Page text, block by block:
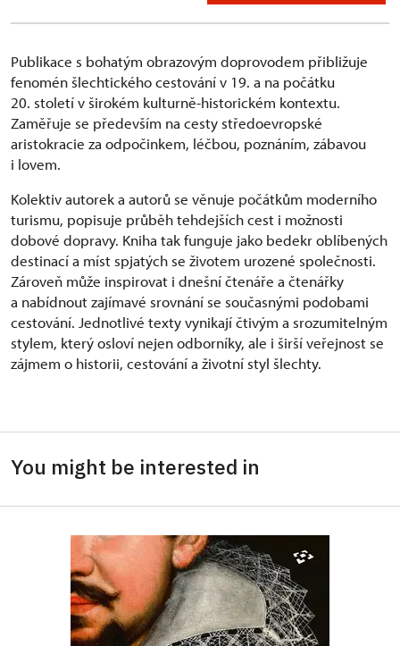
Publikace s bohatým obrazovým doprovodem přibližuje
fenomén šlechtického cestování v 19. a na počátku
20. století v širokém kulturně-historickém kontextu.
Zaměřuje se především na cesty středoevropské
aristokracie za odpočinkem, léčbou, poznáním, zábavou
i lovem.
Kolektiv autorek a autorů se věnuje počátkům moderního
turismu, popisuje průběh tehdejších cest i možnosti
dobové dopravy. Kniha tak funguje jako bedekr oblíbených
destinací a míst spjatých se životem urozené společnosti.
Zároveň může inspirovat i dnešní čtenáře a čtenářky
a nabídnout zajímavé srovnání se současnými podobami
cestování. Jednotlivé texty vynikají čtivým a srozumitelným
stylem, který osloví nejen odborníky, ale i širší veřejnost se
zájmem o historii, cestování a životní styl šlechty.
You might be interested in